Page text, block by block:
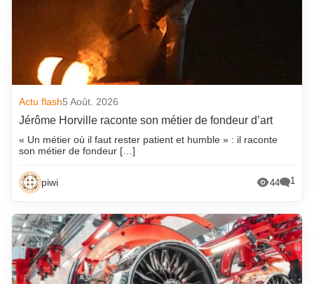
Actu flash5 Août. 2026
Jérôme Horville raconte son métier de fondeur d’art
« Un métier où il faut rester patient et humble » : il raconte
son métier de fondeur […]
piwi 44 1